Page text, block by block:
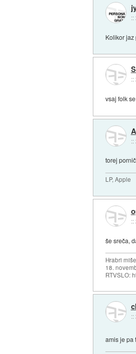
::
Kolikor jaz
::
vsaj folk
::
torej
LP, Apple
::
še sreča,
Hrabri
18.
RTVSLO:
::
amis je pa